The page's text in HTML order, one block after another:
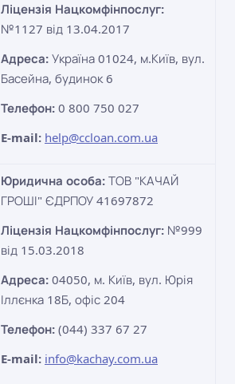
Ліцензія Нацкомфінпослуг:
№1127 від 13.04.2017
Адреса: Україна 01024, м.Київ, вул.
Басейна, будинок 6
Телефон: 0 800 750 027
E-mail: help@ccloan.com.ua
Юридична особа: ТОВ "КАЧАЙ
ГРОШІ" ЄДРПОУ 41697872
Ліцензія Нацкомфінпослуг: №999
від 15.03.2018
Адреса: 04050, м. Київ, вул. Юрія
Іллєнка 18Б, офіс 204
Телефон: (044) 337 67 27
E-mail: info@kachay.com.ua